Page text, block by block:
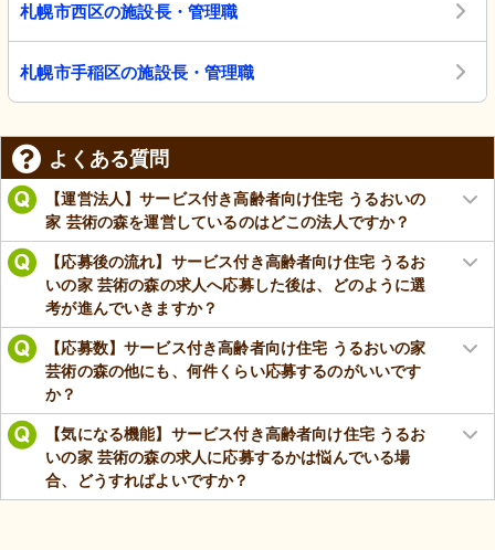
札幌市西区の施設長・管理職
札幌市手稲区の施設長・管理職
よくある質問
【運営法人】サービス付き高齢者向け住宅 うるおいの
家 芸術の森を運営しているのはどこの法人ですか？
【応募後の流れ】サービス付き高齢者向け住宅 うるお
いの家 芸術の森の求人へ応募した後は、どのように選
考が進んでいきますか？
【応募数】サービス付き高齢者向け住宅 うるおいの家
芸術の森の他にも、何件くらい応募するのがいいです
か？
【気になる機能】サービス付き高齢者向け住宅 うるお
いの家 芸術の森の求人に応募するかは悩んでいる場
合、どうすればよいですか？